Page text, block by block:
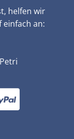
helfen wir
einfach an: